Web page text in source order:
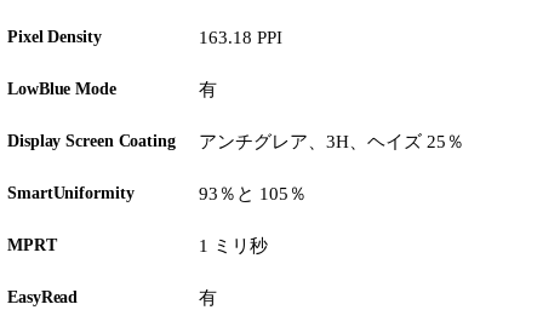
Pixel Density 163.18 PPI
LowBlue Mode 有
Display Screen Coating アンチグレア、3H、ヘイズ 25％
SmartUniformity 93％と 105％
MPRT 1 ミリ秒
EasyRead 有